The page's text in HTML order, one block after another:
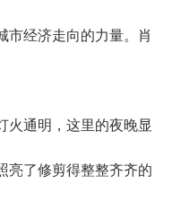
市经济走向的力量。肖
通明，这里的夜晚显
亮了修剪得整整齐齐的